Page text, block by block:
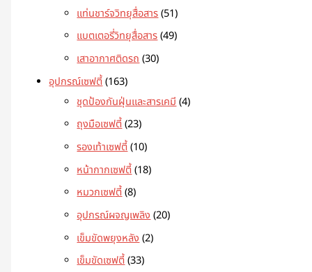
แท่นชาร์จวิทยุสื่อสาร 51
แบตเตอรี่วิทยุสื่อสาร 49
เสาอากาศติดรถ 30
อุปกรณ์เซฟตี้ 163
ชุดป้องกันฝุ่นและสารเคมี 4
ถุงมือเซฟตี้ 23
รองเท้าเซฟตี้ 10
หน้ากากเซฟตี้ 18
หมวกเซฟตี้ 8
อุปกรณ์ผจญเพลิง 20
เข็มขัดพยุงหลัง 2
เข็มขัดเซฟตี้ 33